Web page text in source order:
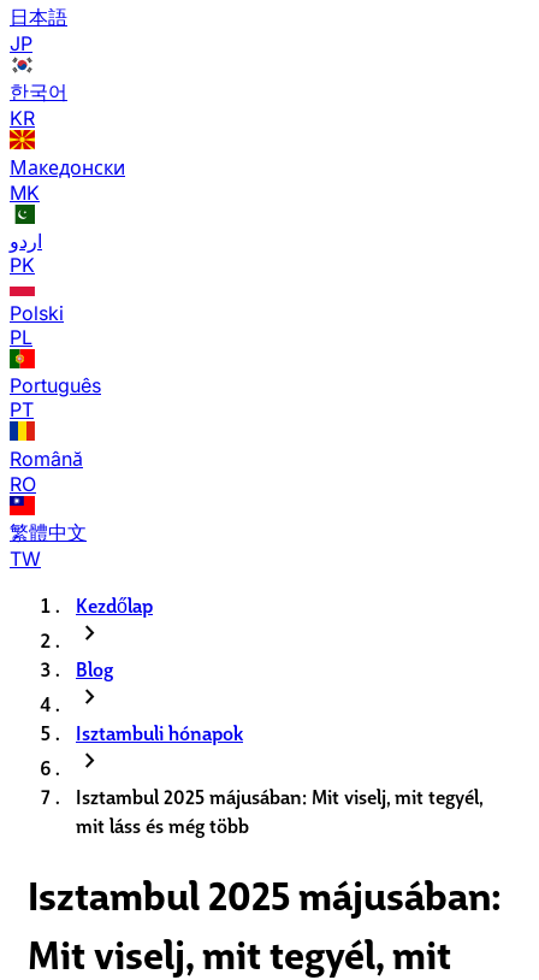
日本語
JP
한국어
KR
Македонски
MK
اردو
PK
Polski
PL
Português
PT
Română
RO
繁體中文
TW
Kezdőlap
chevron_right
Blog
chevron_right
Isztambuli hónapok
chevron_right
Isztambul 2025 májusában: Mit viselj, mit tegyél,
mit láss és még több
Isztambul 2025 májusában:
Mit viselj, mit tegyél, mit